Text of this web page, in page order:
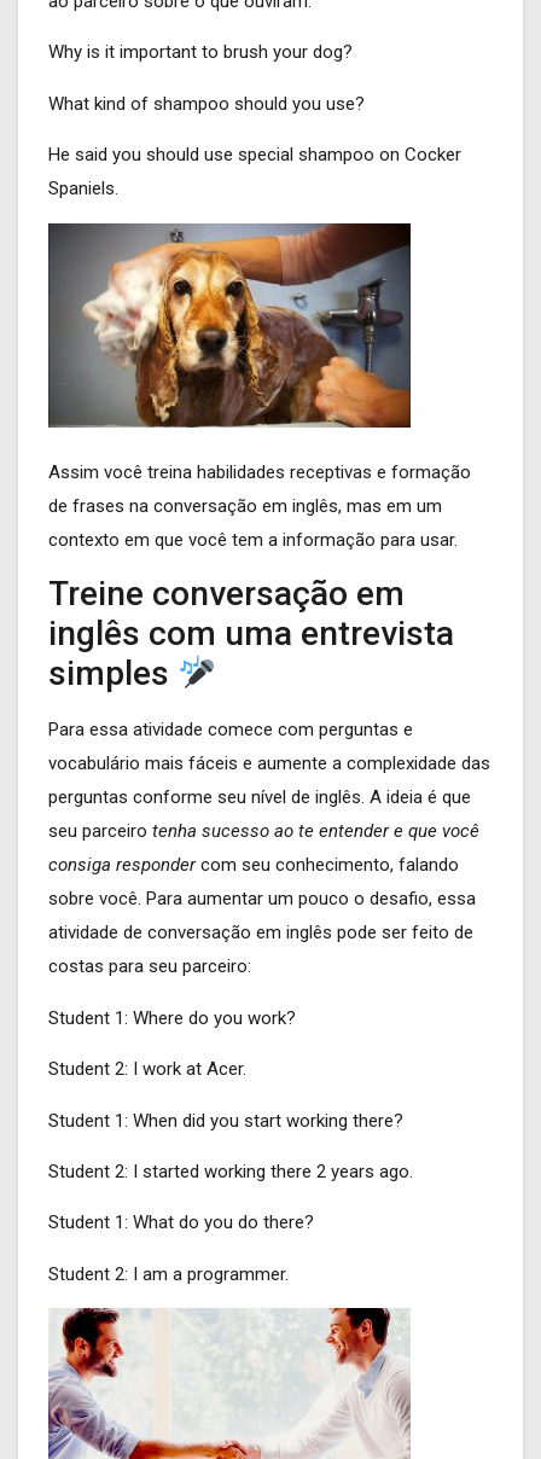
Why is it important to brush your dog?
What kind of shampoo should you use?
He said you should use special shampoo on Cocker
Spaniels.
Assim você treina habilidades receptivas e formação
de frases na conversação em inglês, mas em um
contexto em que você tem a informação para usar.
Treine conversação em
inglês com uma entrevista
simples
Para essa atividade comece com perguntas e
vocabulário mais fáceis e aumente a complexidade das
perguntas conforme seu nível de inglês. A ideia é que
seu parceiro tenha sucesso ao te entender e que você
consiga respondercom seu conhecimento, falando
sobre você. Para aumentar um pouco o desafio, essa
atividade de conversação em inglês pode ser feito de
costas para seu parceiro:
Student 1: Where do you work?
Student 2: I work at Acer.
Student 1: When did you start working there?
Student 2: I started working there 2 years ago.
Student 1: What do you do there?
Student 2: I am a programmer.